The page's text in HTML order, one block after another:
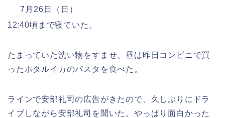
7月26日（日）
12:40頃まで寝ていた。
たまっていた洗い物をすませ、昼は昨日コンビニで買
ったホタルイカのパスタを食べた。
ラインで安部礼司の広告がきたので、久しぶりにドラ
イブしながら安部礼司を聞いた。やっぱり面白かった